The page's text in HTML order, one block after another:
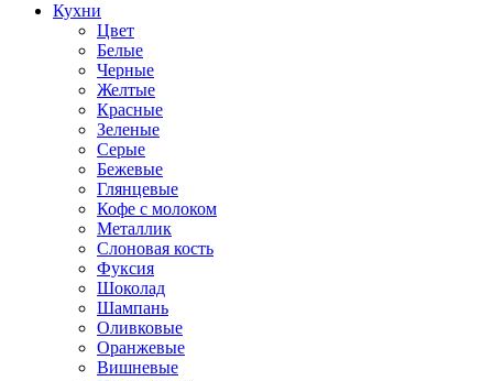
Кухни
Цвет
Белые
Черные
Желтые
Красные
Зеленые
Серые
Бежевые
Глянцевые
Кофе с молоком
Металлик
Слоновая кость
Фуксия
Шоколад
Шампань
Оливковые
Оранжевые
Вишневые